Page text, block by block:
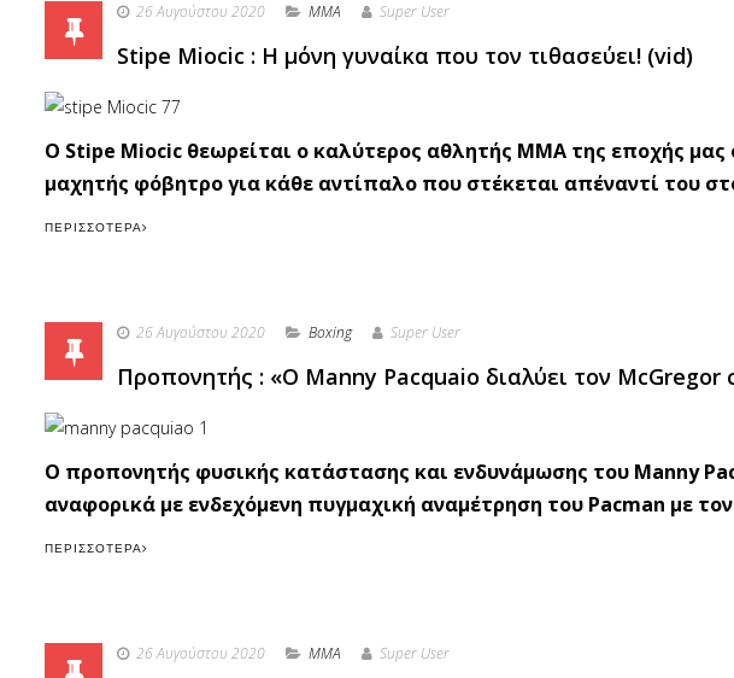
26 Αυγούστου 2020 MMA Super User
Stipe Miocic : Η μόνη γυναίκα που τον τιθασεύει! (vid)
O Stipe Miocic θεωρείται ο καλύτερος αθλητής ΜΜΑ της εποχής μας
μαχητής φόβητρο για κάθε αντίπαλο που στέκεται απέναντί του
ΠΕΡΙΣΣΌΤΕΡΑ
26 Αυγούστου 2020 Boxing Super User
Προπονητής : «Ο Manny Pacquaio διαλύει τον McGregor
O προπονητής φυσικής κατάστασης και ενδυνάμωσης του Manny
αναφορικά με ενδεχόμενη πυγμαχική αναμέτρηση του Pacman με
ΠΕΡΙΣΣΌΤΕΡΑ
26 Αυγούστου 2020 MMA Super User